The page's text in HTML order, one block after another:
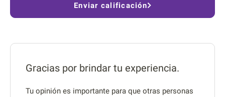
Enviar calificación
Gracias por brindar tu experiencia.
Tu opinión es importante para que otras personas